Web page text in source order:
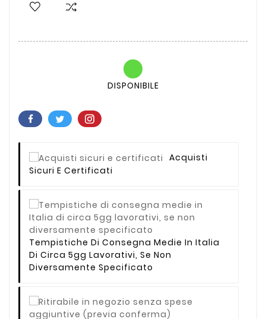
DISPONIBILE
Acquisti
Sicuri E Certificati
Tempistiche Di Consegna Medie In Italia
Di Circa 5gg Lavorativi, Se Non
Diversamente Specificato